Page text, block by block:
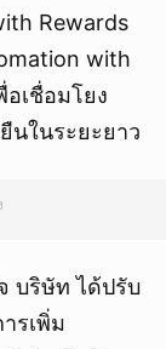
Rewards
with
อเชื่อมโยง
นในระยะยาว
บริษัท ได้ปรับ
รเพิ่ม